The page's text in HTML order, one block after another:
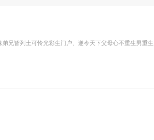
兄皆列土可怜光彩生门户、遂令天下父母心不重生男重生